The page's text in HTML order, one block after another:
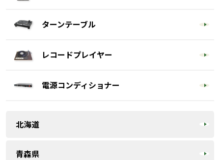
ターンテーブル
レコードプレイヤー
電源コンディショナー
北海道
青森県